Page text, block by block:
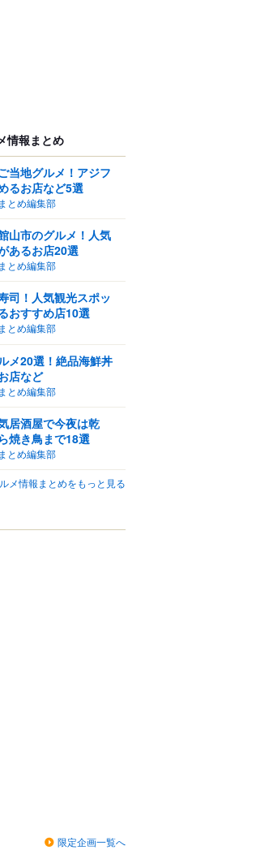
情報まとめ
当地グルメ！アジフ
るお店など5選
とめ編集部
山市のグルメ！人気
あるお店20選
とめ編集部
司！人気観光スポッ
おすすめ店10選
とめ編集部
メ20選！絶品海鮮丼
店など
とめ編集部
居酒屋で今夜は乾
焼き鳥まで18選
とめ編集部
メ情報まとめをもっと見る
限定企画一覧へ